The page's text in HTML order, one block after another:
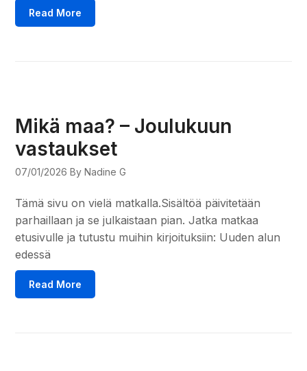
Read More
Mikä maa? – Joulukuun
vastaukset
07/01/2026 By Nadine G
Tämä sivu on vielä matkalla.Sisältöä päivitetään
parhaillaan ja se julkaistaan pian. Jatka matkaa
etusivulle ja tutustu muihin kirjoituksiin: Uuden alun
edessä
Read More